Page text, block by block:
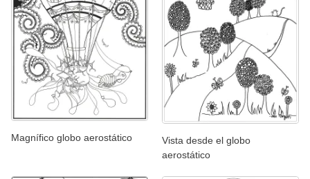
Magnífico globo aerostático
Vista desde el globo
aerostático